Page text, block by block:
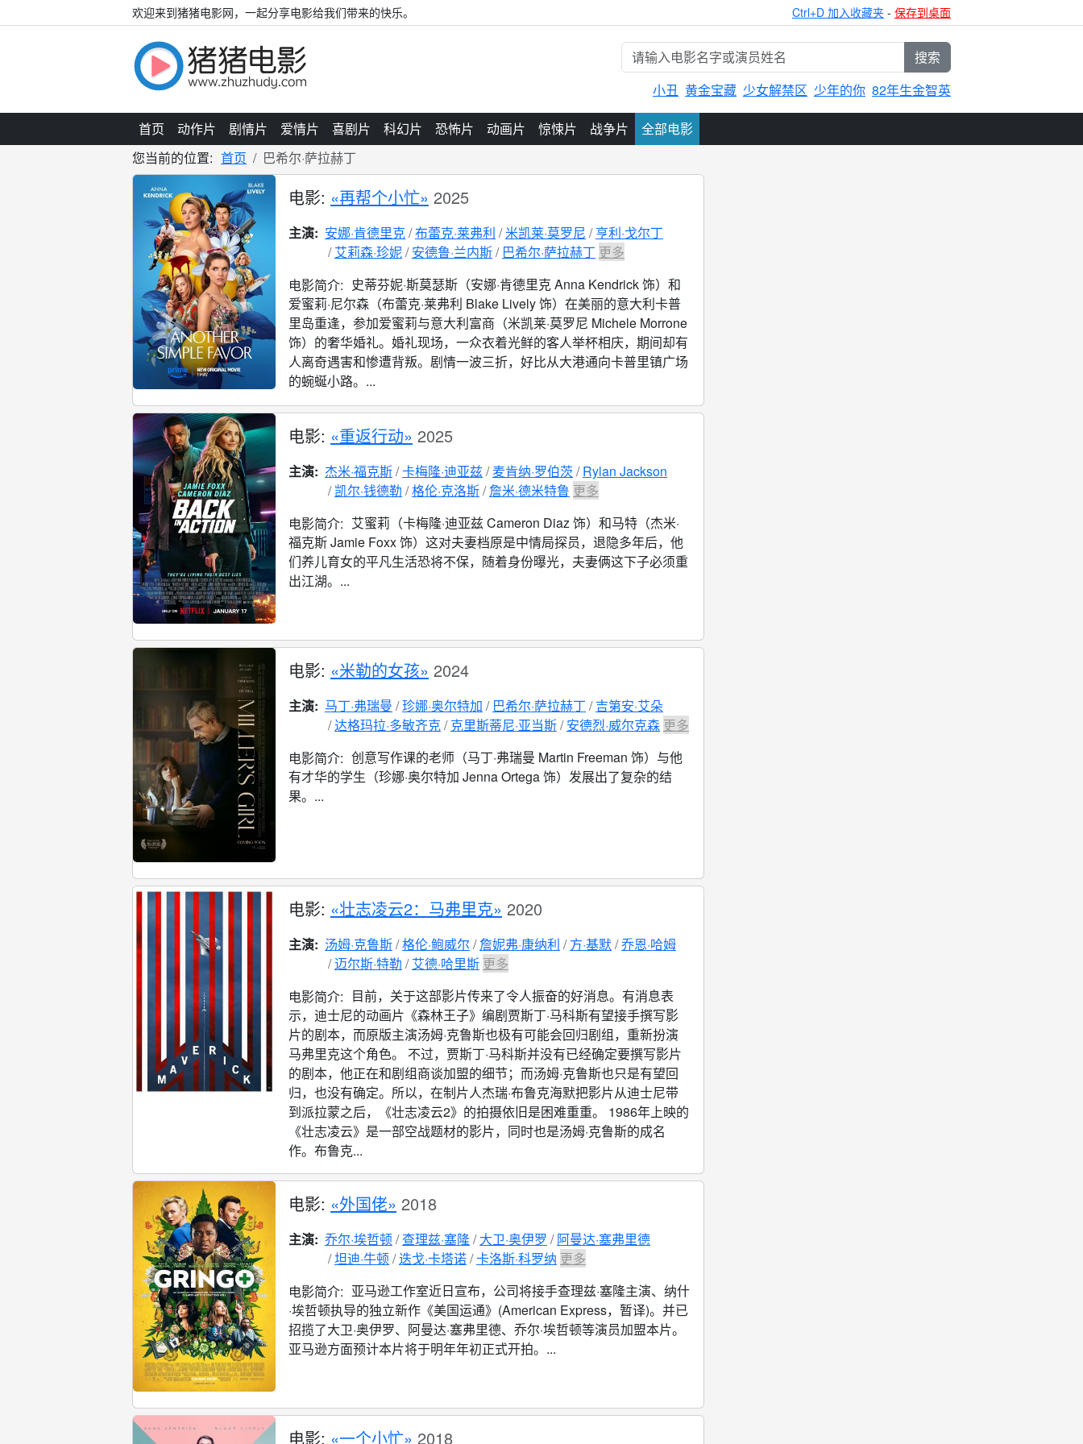
欢迎来到猪猪电影网，一起分享电影给我们带来的快乐。 Ctrl+D 加入收藏夹 - 保存到桌面
搜索
小丑 黄金宝藏 少女解禁区 少年的你 82年生金智英
首页 动作片 剧情片 爱情片 喜剧片 科幻片 恐怖片 动画片 惊悚片 战争片
全部电影
您当前的位置: 首页 巴希尔·萨拉赫丁
电影: «再帮个小忙» 2025
主演: 安娜·肯德里克 布蕾克·莱弗利 米凯莱·莫罗尼
亨利·戈尔丁
艾莉森·珍妮 安德鲁·兰内斯 巴希尔·萨拉赫丁 更多
电影简介: 史蒂芬妮·斯莫瑟斯（安娜·肯德里克 Anna Kendrick 饰）和
爱蜜莉·尼尔森（布蕾克·莱弗利 Blake Lively 饰）在美丽的意大利卡普
里岛重逢，参加爱蜜莉与意大利富商（米凯莱·莫罗尼 Michele Morrone
饰）的奢华婚礼。婚礼现场，一众衣着光鲜的客人举杯相庆，期间却有
人离奇遇害和惨遭背叛。剧情一波三折，好比从大港通向卡普里镇广场
的蜿蜒小路。...
电影: «重返行动» 2025
主演: 杰米·福克斯 卡梅隆·迪亚兹 麦肯纳·罗伯茨
Rylan Jackson
凯尔·钱德勒 格伦·克洛斯 詹米·德米特鲁 更多
电影简介: 艾蜜莉（卡梅隆·迪亚兹 Cameron Diaz 饰）和马特（杰米·
福克斯 Jamie Foxx 饰）这对夫妻档原是中情局探员，退隐多年后，他
们养儿育女的平凡生活恐将不保，随着身份曝光，夫妻俩这下子必须重
出江湖。...
电影: «米勒的女孩» 2024
主演: 马丁·弗瑞曼 珍娜·奥尔特加 巴希尔·萨拉赫丁
吉第安·艾朵
达格玛拉·多敏齐克 克里斯蒂尼·亚当斯 安德烈·威尔克森 更多
电影简介: 创意写作课的老师（马丁·弗瑞曼 Martin Freeman 饰）与他
有才华的学生（珍娜·奥尔特加 Jenna Ortega 饰）发展出了复杂的结
果。...
电影: «壮志凌云2：马弗里克» 2020
主演: 汤姆·克鲁斯 格伦·鲍威尔 詹妮弗·康纳利 方·基默 乔恩·哈姆
迈尔斯·特勒
艾德·哈里斯 更多
电影简介: 目前，关于这部影片传来了令人振奋的好消息。有消息表
示，迪士尼的动画片《森林王子》编剧贾斯丁·马科斯有望接手撰写影
片的剧本，而原版主演汤姆·克鲁斯也极有可能会回归剧组，重新扮演
马弗里克这个角色。 不过，贾斯丁·马科斯并没有已经确定要撰写影片
的剧本，他正在和剧组商谈加盟的细节；而汤姆·克鲁斯也只是有望回
归，也没有确定。所以，在制片人杰瑞·布鲁克海默把影片从迪士尼带
到派拉蒙之后，《壮志凌云2》的拍摄依旧是困难重重。 1986年上映的
《壮志凌云》是一部空战题材的影片，同时也是汤姆·克鲁斯的成名
作。布鲁克...
电影: «外国佬» 2018
主演: 乔尔·埃哲顿 查理兹·塞隆 大卫·奥伊罗
阿曼达·塞弗里德
坦迪·牛顿 迭戈·卡塔诺 卡洛斯·科罗纳 更多
电影简介: 亚马逊工作室近日宣布，公司将接手查理兹·塞隆主演、纳什
·埃哲顿执导的独立新作《美国运通》(American Express，暂译)。并已
招揽了大卫·奥伊罗、阿曼达·塞弗里德、乔尔·埃哲顿等演员加盟本片。
亚马逊方面预计本片将于明年年初正式开拍。...
电影: «一个小忙» 2018